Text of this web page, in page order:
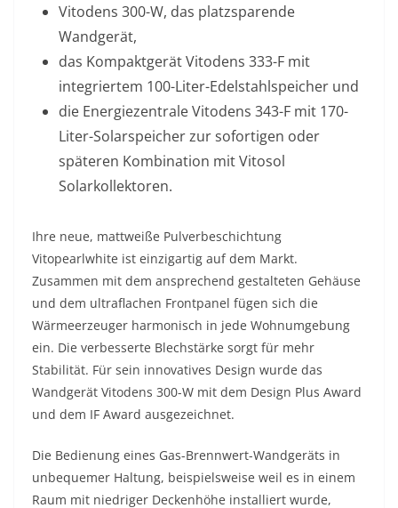
Vitodens 300-W, das platzsparende
Wandgerät,
das Kompaktgerät Vitodens 333-F mit
integriertem 100-Liter-Edelstahlspeicher und
die Energiezentrale Vitodens 343-F mit 170-
Liter-Solarspeicher zur sofortigen oder
späteren Kombination mit Vitosol
Solarkollektoren.
Ihre neue, mattweiße Pulverbeschichtung
Vitopearlwhite ist einzigartig auf dem Markt.
Zusammen mit dem ansprechend gestalteten Gehäuse
und dem ultraflachen Frontpanel fügen sich die
Wärmeerzeuger harmonisch in jede Wohnumgebung
ein. Die verbesserte Blechstärke sorgt für mehr
Stabilität. Für sein innovatives Design wurde das
Wandgerät Vitodens 300-W mit dem Design Plus Award
und dem IF Award ausgezeichnet.
Die Bedienung eines Gas-Brennwert-Wandgeräts in
unbequemer Haltung, beispielsweise weil es in einem
Raum mit niedriger Deckenhöhe installiert wurde,